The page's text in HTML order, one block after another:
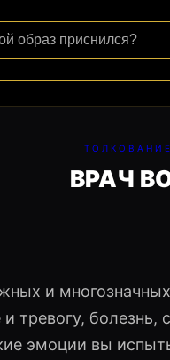
ВРАЧ
и
тревогу, болезнь,
эмоции вы